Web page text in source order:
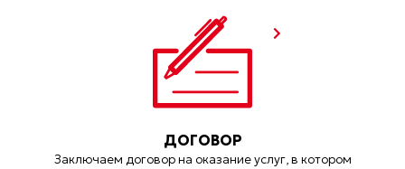
ДОГОВОР
Заключаем договор на оказание услуг, в котором